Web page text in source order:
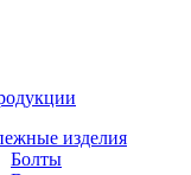
изделия
Болты